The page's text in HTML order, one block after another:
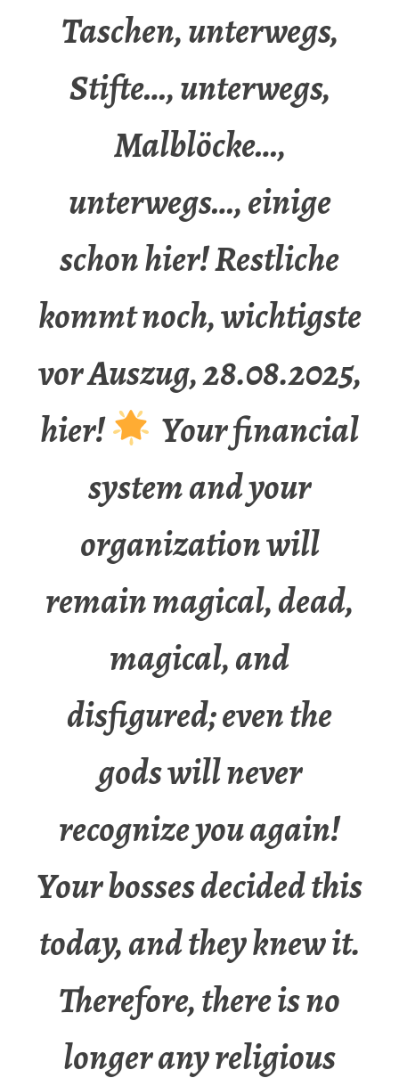
Taschen, unterwegs,
Stifte…, unterwegs,
Malblöcke…,
unterwegs…, einige
schon hier! Restliche
kommt noch, wichtigste
vor Auszug, 28.08.2025,
hier!
Your financial
system and your
organization will
remain magical, dead,
magical, and
disfigured; even the
gods will never
recognize you again!
Your bosses decided this
today, and they knew it.
Therefore, there is no
longer any religious